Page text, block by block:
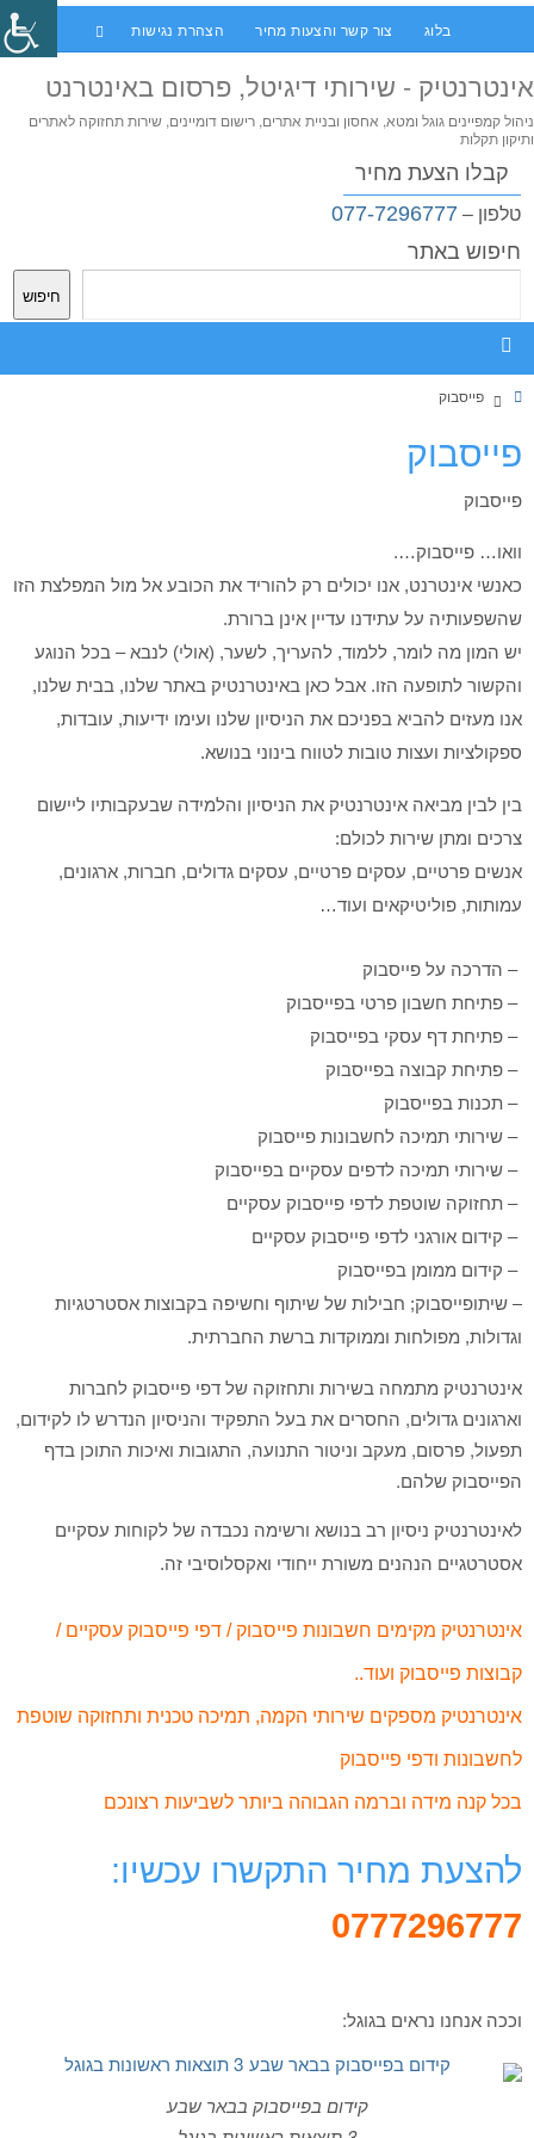
בלוג צור קשר והצעות מחיר הצהרת נגישות
אינטרנטיק - שירותי דיגיטל, פרסום באינטרנט
ניהול קמפיינים גוגל ומטא, אחסון ובניית אתרים, רישום דומיינים, שירות תחזוקה לאתרים
ותיקון תקלות
קבלו הצעת מחיר
טלפון – 077-7296777
חיפוש באתר
חיפוש
פייסבוק
פייסבוק
פייסבוק
וואו… פייסבוק….
כאנשי אינטרנט, אנו יכולים רק להוריד את הכובע אל מול המפלצת הזו
שהשפעותיה על עתידנו עדיין אינן ברורת.
יש המון מה לומר, ללמוד, להעריך, לשער, (אולי) לנבא – בכל הנוגע
והקשור לתופעה הזו. אבל כאן באינטרנטיק באתר שלנו, בבית שלנו,
אנו מעזים להביא בפניכם את הניסיון שלנו ועימו ידיעות, עובדות,
ספקולציות ועצות טובות לטווח בינוני בנושא.
בין לבין מביאה אינטרנטיק את הניסיון והלמידה שבעקבותיו ליישום
צרכים ומתן שירות לכולם:
אנשים פרטיים, עסקים פרטיים, עסקים גדולים, חברות, ארגונים,
עמותות, פוליטיקאים ועוד…
– הדרכה על פייסבוק
– פתיחת חשבון פרטי בפייסבוק
– פתיחת דף עסקי בפייסבוק
– פתיחת קבוצה בפייסבוק
– תכנות בפייסבוק
– שירותי תמיכה לחשבונות פייסבוק
– שירותי תמיכה לדפים עסקיים בפייסבוק
– תחזוקה שוטפת לדפי פייסבוק עסקיים
– קידום אורגני לדפי פייסבוק עסקיים
– קידום ממומן בפייסבוק
– שיתופייסבוק; חבילות של שיתוף וחשיפה בקבוצות אסטרטגיות
וגדולות, מפולחות וממוקדות ברשת החברתית.
אינטרנטיק מתמחה בשירות ותחזוקה של דפי פייסבוק לחברות
וארגונים גדולים, החסרים את בעל התפקיד והניסיון הנדרש לו לקידום,
תפעול, פרסום, מעקב וניטור התנועה, התגובות ואיכות התוכן בדף
הפייסבוק שלהם.
לאינטרנטיק ניסיון רב בנושא ורשימה נכבדה של לקוחות עסקיים
אסטרטגיים הנהנים משורת ייחודי ואקסלוסיבי זה.
אינטרנטיק מקימים חשבונות פייסבוק / דפי פייסבוק עסקיים /
קבוצות פייסבוק ועוד..
אינטרנטיק מספקים שירותי הקמה, תמיכה טכנית ותחזוקה שוטפת
לחשבונות ודפי פייסבוק
בכל קנה מידה וברמה הגבוהה ביותר לשביעות רצונכם
להצעת מחיר התקשרו עכשיו:
0777296777
וככה אנחנו נראים בגוגל:
קידום בפייסבוק בבאר שבע